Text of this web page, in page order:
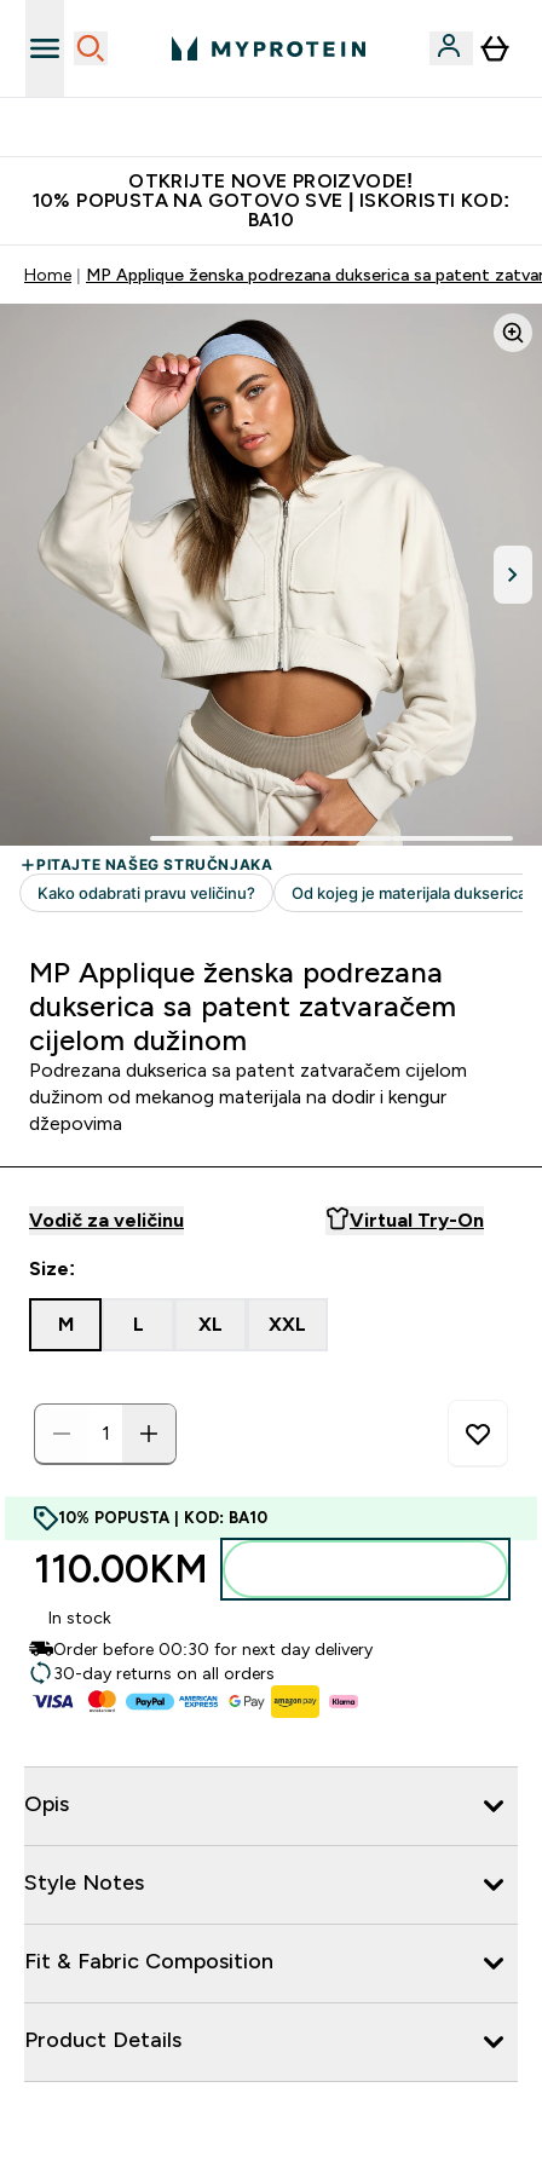
OTKRIJTE NOVE PROIZVODE!
10% POPUSTA NA GOTOVO SVE | ISKORISTI KOD:
BA10
Home MP Applique ženska podrezana dukserica sa patent
MP Applique ženska podrezana
dukserica sa patent zatvaračem
cijelom dužinom
Podrezana dukserica sa patent zatvaračem cijelom
dužinom od mekanog materijala na dodir i kengur
džepovima
Vodič za veličinu Virtual Try-On
Size:
M L XL XXL
10% POPUSTA | KOD: BA10
110.00KM‎
In stock
Order before 00:30 for next day delivery
30-day returns on all orders
Opis
Style Notes
Fit & Fabric Composition
Product Details